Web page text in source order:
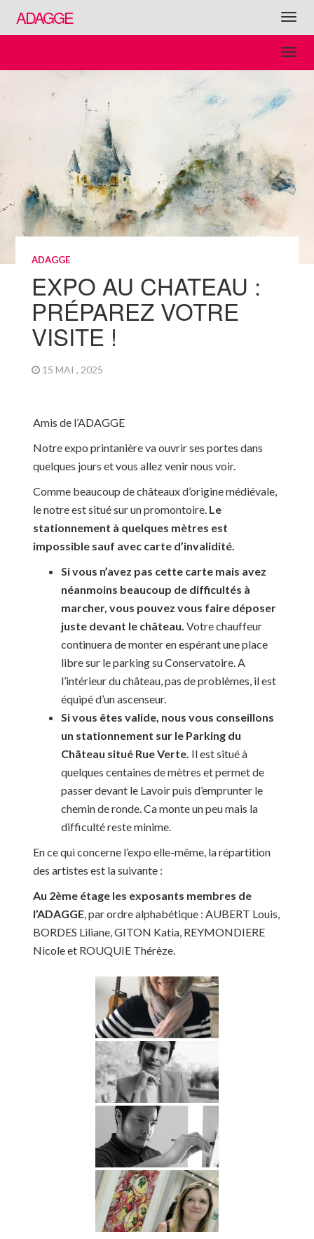
ADAGGE
ADAGGE
EXPO AU CHATEAU :
PRÉPAREZ VOTRE
VISITE !
15 MAI , 2025
Amis de l’ADAGGE
Notre expo printanière va ouvrir ses portes dans
quelques jours et vous allez venir nous voir.
Comme beaucoup de châteaux d’origine médiévale,
le notre est situé sur un promontoire. Le
stationnement à quelques mètres est
impossible sauf avec carte d’invalidité.
Si vous n’avez pas cette carte mais avez
néanmoins beaucoup de difficultés à
marcher, vous pouvez vous faire déposer
juste devant le château. Votre chauffeur
continuera de monter en espérant une place
libre sur le parking su Conservatoire. A
l’intérieur du château, pas de problèmes, il est
équipé d’un ascenseur.
Si vous êtes valide, nous vous conseillons
un stationnement sur le Parking du
Château situé Rue Verte. Il est situé à
quelques centaines de mètres et permet de
passer devant le Lavoir puis d’emprunter le
chemin de ronde. Ca monte un peu mais la
difficulté reste minime.
En ce qui concerne l’expo elle-même, la répartition
des artistes est la suivante :
Au 2ème étage les exposants membres de
l’ADAGGE, par ordre alphabétique : AUBERT Louis,
BORDES Liliane, GITON Katia, REYMONDIERE
Nicole et ROUQUIE Thérèze.